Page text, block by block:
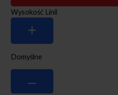
Wysokość Linii
Domyślne